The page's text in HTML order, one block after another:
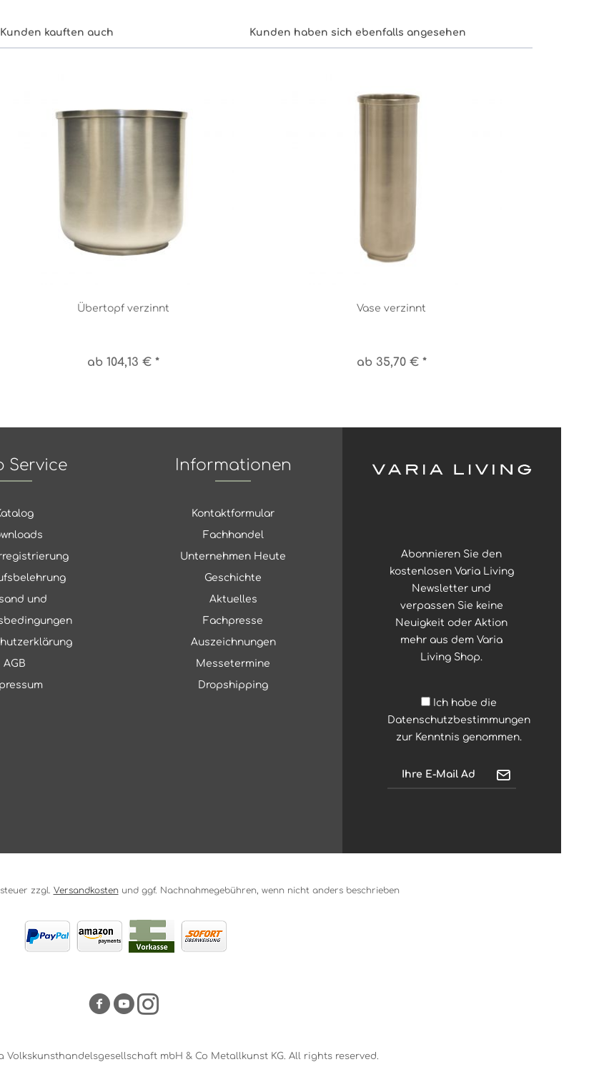
Kunden kauften auch Kunden haben sich ebenfalls angesehen
Übertopf verzinnt
ab 104,13 € *
Vase verzinnt
ab 35,70 € *
Service
und
AGB
Informationen
Kontaktformular
Fachhandel
Unternehmen Heute
Geschichte
Aktuelles
Fachpresse
Auszeichnungen
Messetermine
Dropshipping
Abonnieren Sie den
kostenlosen Varia Living
Newsletter und
verpassen Sie keine
Neuigkeit oder Aktion
mehr aus dem Varia
Living Shop.
Ich habe die
Datenschutzbestimmungen
zur Kenntnis genommen.
zzgl. Versandkostenund ggf. Nachnahmegebühren, wenn nicht anders beschrieben
Volkskunsthandelsgesellschaft mbH & Co Metallkunst KG. All rights reserved.